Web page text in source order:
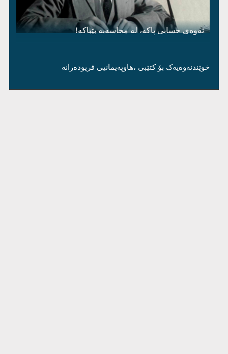
ئەوەی حسابی پاکە، لە محاسەبە بێباکە!
خوێندنەوەیەک بۆ کتێبی ،هاوپەیمانیی فریودەرانە